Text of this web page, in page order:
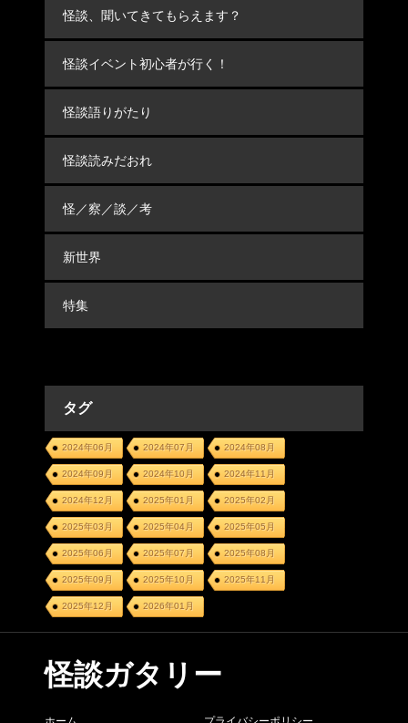
怪談、聞いてきてもらえます？
怪談イベント初心者が行く！
怪談語りがたり
怪談読みだおれ
怪／察／談／考
新世界
特集
タグ
2024年06月 2024年07月 2024年08月
2024年09月 2024年10月 2024年11月
2024年12月 2025年01月 2025年02月
2025年03月 2025年04月 2025年05月
2025年06月 2025年07月 2025年08月
2025年09月 2025年10月 2025年11月
2025年12月 2026年01月
怪談ガタリー